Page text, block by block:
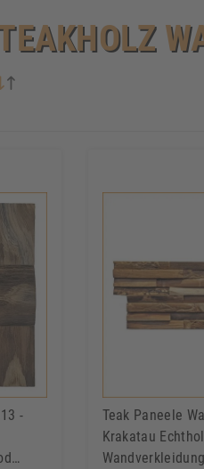
-
Teak Paneele
Krakatau